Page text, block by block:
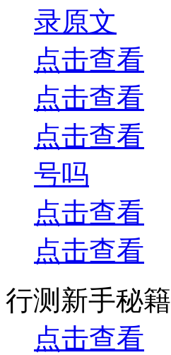
录原文
点击查看
点击查看
点击查看
号吗
点击查看
点击查看
行测新手秘籍
点击查看